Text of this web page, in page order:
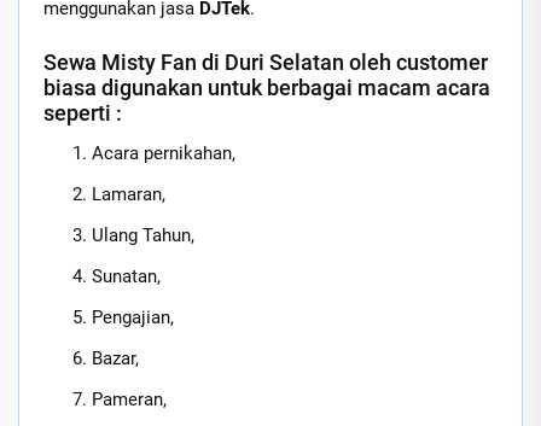
menggunakan jasa DJTek.
Sewa Misty Fan di Duri Selatan oleh customer
biasa digunakan untuk berbagai macam acara
seperti :
Acara pernikahan,
Lamaran,
Ulang Tahun,
Sunatan,
Pengajian,
Bazar,
Pameran,